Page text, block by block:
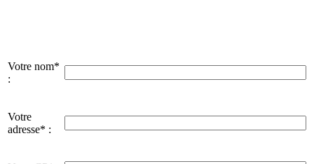
Votre nom*
:
Votre
adresse* :